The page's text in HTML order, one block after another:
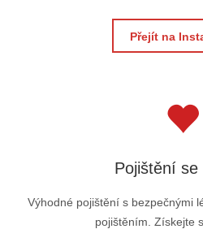
Přejít na
Pojištění se
Výhodné pojištění s bezpečnými
pojištěním. Získejte